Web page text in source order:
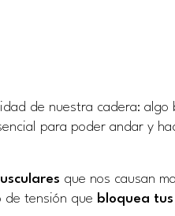
de nuestra cadera: algo
para poder andar y
que nos causan
de tensión que bloquea